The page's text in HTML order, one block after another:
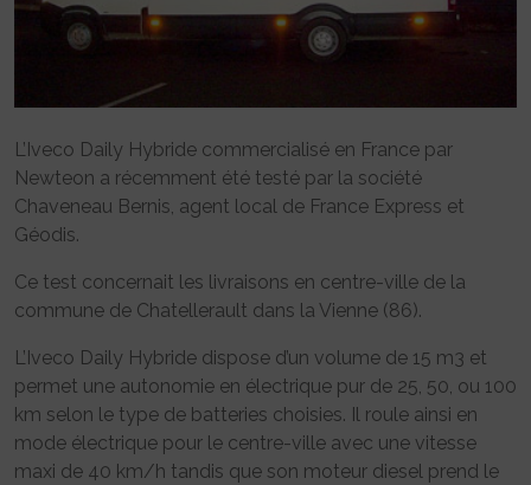
L’Iveco Daily Hybride commercialisé en France par
Newteon a récemment été testé par la société
Chaveneau Bernis, agent local de France Express et
Géodis.
Ce test concernait les livraisons en centre-ville de la
commune de Chatellerault dans la Vienne (86).
L’Iveco Daily Hybride dispose d’un volume de 15 m3 et
permet une autonomie en électrique pur de 25, 50, ou 100
km selon le type de batteries choisies. Il roule ainsi en
mode électrique pour le centre-ville avec une vitesse
maxi de 40 km/h tandis que son moteur diesel prend le